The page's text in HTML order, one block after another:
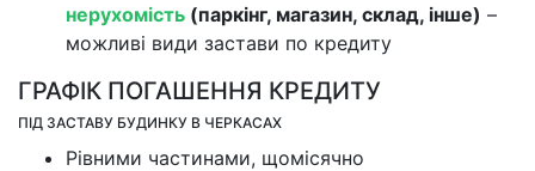
нерухомість (паркінг, магазин, склад, інше) –
можливі види застави по кредиту
ГРАФІК ПОГАШЕННЯ КРЕДИТУ
ПІД ЗАСТАВУ БУДИНКУ В ЧЕРКАСАХ
Рівними частинами, щомісячно